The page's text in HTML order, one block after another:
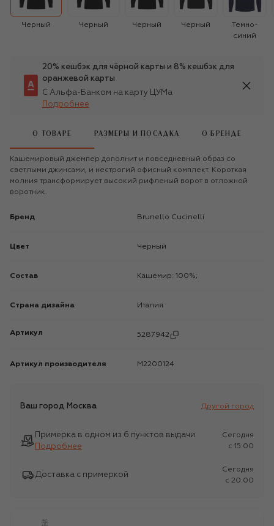
Черный Черный Черный Черный
Темно-
синий
20% кешбэк для чёрной карты и 8% кешбэк для
оранжевой карты
С Альфа-Банком на карту ЦУМа
Подробнее
О ТОВАРЕ РАЗМЕРЫ И ПОСАДКА О БРЕНДЕ
Кашемировый джемпер дополнит и повседневный образ со
светлыми джинсами, и нестрогий офисный комплект. Короткая
молния трансформирует высокий рифленый ворот в отложной
воротник.
Бренд Brunello Cucinelli
Цвет Черный
Состав Кашемир: 100%;
Страна дизайна Италия
Артикул 5287942
Артикул производителя M2200124
Ваш город Москва Другой город
Примерка в одном из 6 пунктов выдачи
Подробнее
Сегодня
c 15:00
Доставка с примеркой
Сегодня
c 20:00